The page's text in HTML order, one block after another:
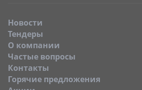
Новости
Тендеры
O компании
Частые вопросы
Контакты
Горячие предложения